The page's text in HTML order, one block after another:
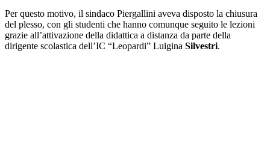
Per questo motivo, il sindaco Piergallini aveva disposto la chiusura
del plesso, con gli studenti che hanno comunque seguito le lezioni
grazie all’attivazione della didattica a distanza da parte della
dirigente scolastica dell’IC “Leopardi” Luigina Silvestri.